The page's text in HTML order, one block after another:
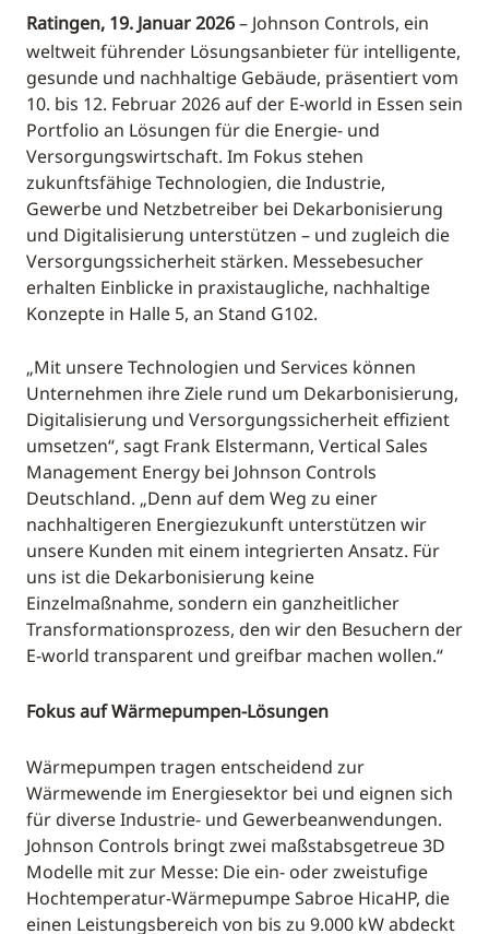
Ratingen, 19. Januar 2026– Johnson Controls, ein
weltweit führender Lösungsanbieter für intelligente,
gesunde und nachhaltige Gebäude, präsentiert vom
10. bis 12. Februar 2026 auf der E-world in Essen sein
Portfolio an Lösungen für die Energie- und
Versorgungswirtschaft. Im Fokus stehen
zukunftsfähige Technologien, die Industrie,
Gewerbe und Netzbetreiber bei Dekarbonisierung
und Digitalisierung unterstützen – und zugleich die
Versorgungssicherheit stärken. Messebesucher
erhalten Einblicke in praxistaugliche, nachhaltige
Konzepte in Halle 5, an Stand G102.
„Mit unsere Technologien und Services können
Unternehmen ihre Ziele rund um Dekarbonisierung,
Digitalisierung und Versorgungssicherheit effizient
umsetzen“, sagt Frank Elstermann, Vertical Sales
Management Energy bei Johnson Controls
Deutschland. „Denn auf dem Weg zu einer
nachhaltigeren Energiezukunft unterstützen wir
unsere Kunden mit einem integrierten Ansatz. Für
uns ist die Dekarbonisierung keine
Einzelmaßnahme, sondern ein ganzheitlicher
Transformationsprozess, den wir den Besuchern der
E-world transparent und greifbar machen wollen.“
Fokus auf Wärmepumpen-Lösungen
Wärmepumpen tragen entscheidend zur
Wärmewende im Energiesektor bei und eignen sich
für diverse Industrie- und Gewerbeanwendungen.
Johnson Controls bringt zwei maßstabsgetreue 3D
Modelle mit zur Messe: Die ein- oder zweistufige
Hochtemperatur-Wärmepumpe Sabroe HicaHP, die
einen Leistungsbereich von bis zu 9.000 kW abdeckt